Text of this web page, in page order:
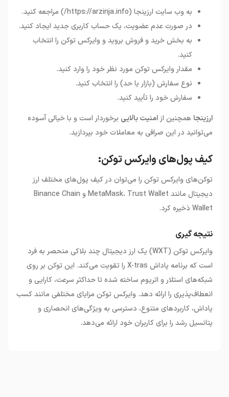
به وب سایت ارزینجا (https://arzinja.info/) مراجعه کنید.
در صورت عدم عضویت، یک حساب کاربری جدید ایجاد کنید.
به بخش خرید و فروش بروید و وایرکس توکن را انتخاب
کنید.
مقدار وایرکس توکن مورد نظر خود را وارد کنید.
نوع سفارش (بازار یا حد) را انتخاب کنید.
سفارش خود را تأیید کنید.
ارزینجا همچنین از امنیت بالایی برخوردار است و با خیالی آسوده
می‌توانید در این صرافی به معاملات خود بپردازید.
کیف پول‌های وایرکس توکن:
توکن‌های وایرکس توکن را می‌توان در کیف پول‌های مختلف ارز
دیجیتال مانند MetaMask، Trust Wallet و Binance Chain
Wallet ذخیره کرد.
نتیجه گیری
وایرکس توکن (WXT) یک ارز دیجیتال چند بلاکی منحصر به فرد
است که برنامه پاداش X-tras را تقویت می‌کند. این توکن بر روی
شبکه‌های استلار و اتریوم ساخته شده تا حداکثر سرعت، کارایی و
انعطاف‌پذیری را ارائه دهد. وایرکس توکن مزایای مختلفی مانند کسب
پاداش، کاربردهای متنوع، دسترسی به ویژگی‌های انحصاری و
پتانسیل رشد را برای کاربران خود ارائه می‌دهد.